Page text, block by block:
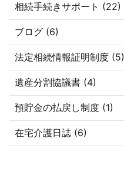
相続手続きサポート (22)
ブログ (6)
法定相続情報証明制度 (5)
遺産分割協議書 (4)
預貯金の払戻し制度 (1)
在宅介護日誌 (6)